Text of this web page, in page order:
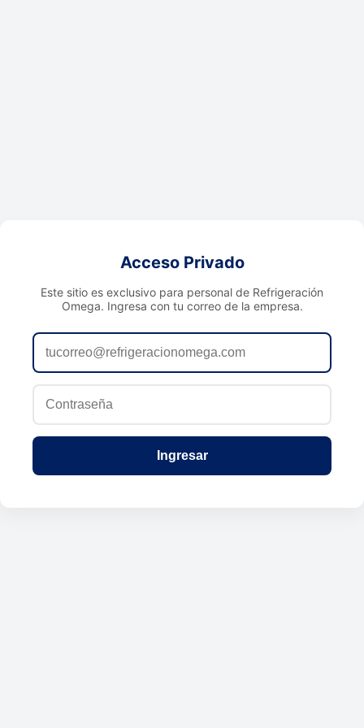
Acceso Privado
Este sitio es exclusivo para personal de Refrigeración
Omega. Ingresa con tu correo de la empresa.
Ingresar